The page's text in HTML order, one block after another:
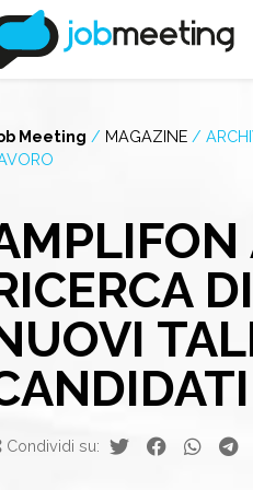
Meeting / MAGAZINE /
DI
Condividi su: